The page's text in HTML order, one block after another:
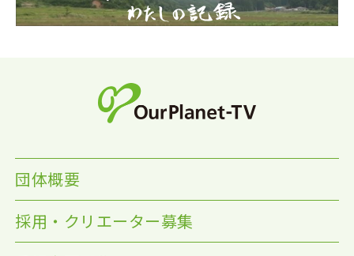
団体概要
採用・クリエーター募集